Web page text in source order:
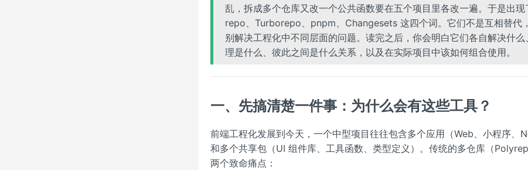
乱，拆成多个仓库又改一个公共函数要在五个项目里各改一遍。于是出
repo、Turborepo、pnpm、Changesets 这四个词。它们不是互相替代
别解决工程化中不同层面的问题。读完之后，你会明白它们各自解决什么
理是什么、彼此之间是什么关系，以及在实际项目中该如何组合使用。
一、先搞清楚一件事：为什么会有这些工具？
前端工程化发展到今天，一个中型项目往往包含多个应用（Web、小程序、
和多个共享包（UI 组件库、工具函数、类型定义）。传统的多仓库（
两个致命痛点：